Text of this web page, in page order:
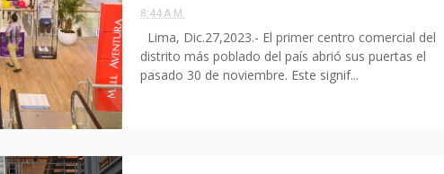
8:44 A.M.
Lima, Dic.27,2023.- El primer centro comercial del
distrito más poblado del país abrió sus puertas el
pasado 30 de noviembre. Este signif...